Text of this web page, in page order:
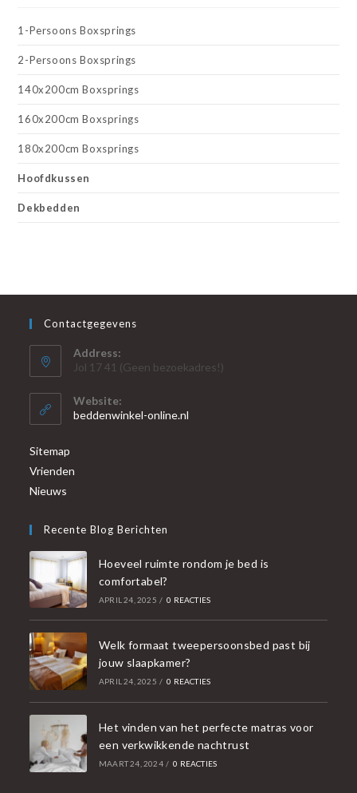
1-Persoons Boxsprings
2-Persoons Boxsprings
140x200cm Boxsprings
160x200cm Boxsprings
180x200cm Boxsprings
Hoofdkussen
Dekbedden
Contactgegevens
Address:
Jol 17 41 (Geen bezoekadres!)
Website:
beddenwinkel-online.nl
Sitemap
Vrienden
Nieuws
Recente Blog Berichten
Hoeveel ruimte rondom je bed is
comfortabel?
APRIL 24, 2025 / 0 REACTIES
Welk formaat tweepersoonsbed past bij
jouw slaapkamer?
APRIL 24, 2025 / 0 REACTIES
Het vinden van het perfecte matras voor
een verkwikkende nachtrust
MAART 24, 2024 / 0 REACTIES